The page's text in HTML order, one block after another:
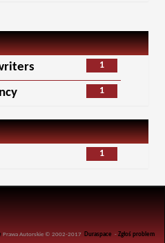
1
1
1
Prawa Autorskie © 2002-2017 Duraspace -Zgłoś problem